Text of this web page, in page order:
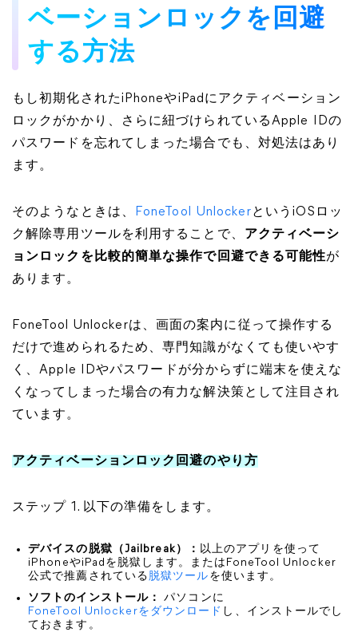
ベーションロックを回避
する方法
もし初期化されたiPhoneやiPadにアクティベーション
ロックがかかり、さらに紐づけられているApple IDの
パスワードを忘れてしまった場合でも、対処法はあり
ます。
そのようなときは、 FoneTool UnlockerというiOSロッ
ク解除専用ツールを利用することで、 アクティベーシ
ョンロックを比較的簡単な操作で回避できる可能性が
あります。
FoneTool Unlockerは、画面の案内に従って操作する
だけで進められるため、専門知識がなくても使いやす
く、Apple IDやパスワードが分からずに端末を使えな
くなってしまった場合の有力な解決策として注目され
ています。
アクティベーションロック回避のやり方
ステップ 1. 以下の準備をします。
デバイスの脱獄（Jailbreak）： 以上のアプリを使って
iPhoneやiPadを脱獄します。またはFoneTool Unlocker
公式で推薦されている脱獄ツール を使います。
ソフトのインストール：
パソコンに
FoneTool Unlockerをダウンロード し、インストールでし
ておきます。